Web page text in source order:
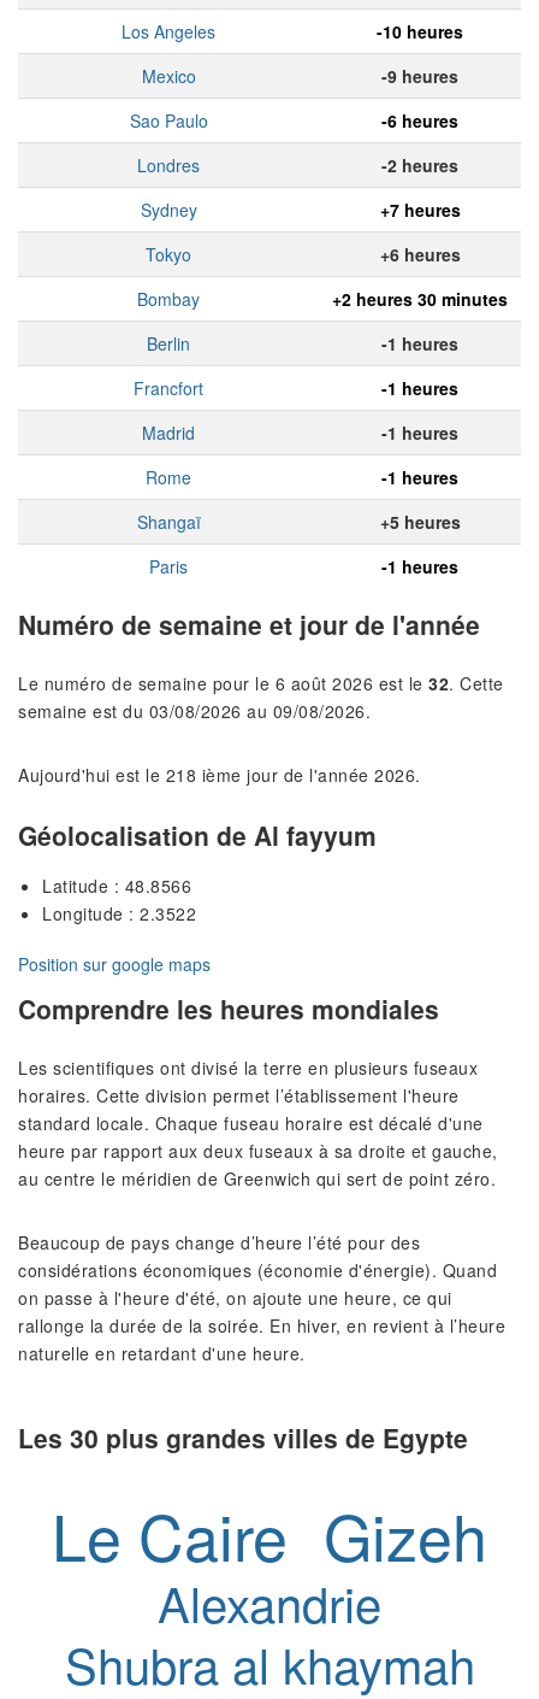
Los Angeles
-10 heures
Mexico
-9 heures
Sao Paulo
-6 heures
Londres
-2 heures
Sydney
+7 heures
Tokyo
+6 heures
Bombay
+2 heures 30 minutes
Berlin
-1 heures
Francfort
-1 heures
Madrid
-1 heures
Rome
-1 heures
Shangaï
+5 heures
Paris
-1 heures
Numéro de semaine et jour de l'année
Le numéro de semaine pour le 6 août 2026 est le 32. Cette
semaine est du 03/08/2026 au 09/08/2026.
Aujourd'hui est le 218 ième jour de l'année 2026.
Géolocalisation de Al fayyum
Latitude : 48.8566
Longitude : 2.3522
Position sur google maps
Comprendre les heures mondiales
Les scientifiques ont divisé la terre en plusieurs fuseaux
horaires. Cette division permet l’établissement l'heure
standard locale. Chaque fuseau horaire est décalé d'une
heure par rapport aux deux fuseaux à sa droite et gauche,
au centre le méridien de Greenwich qui sert de point zéro.
Beaucoup de pays change d’heure l’été pour des
considérations économiques (économie d'énergie). Quand
on passe à l'heure d'été, on ajoute une heure, ce qui
rallonge la durée de la soirée. En hiver, en revient à l’heure
naturelle en retardant d'une heure.
Les 30 plus grandes villes de Egypte
Le Caire Gizeh
Alexandrie
Shubra al khaymah